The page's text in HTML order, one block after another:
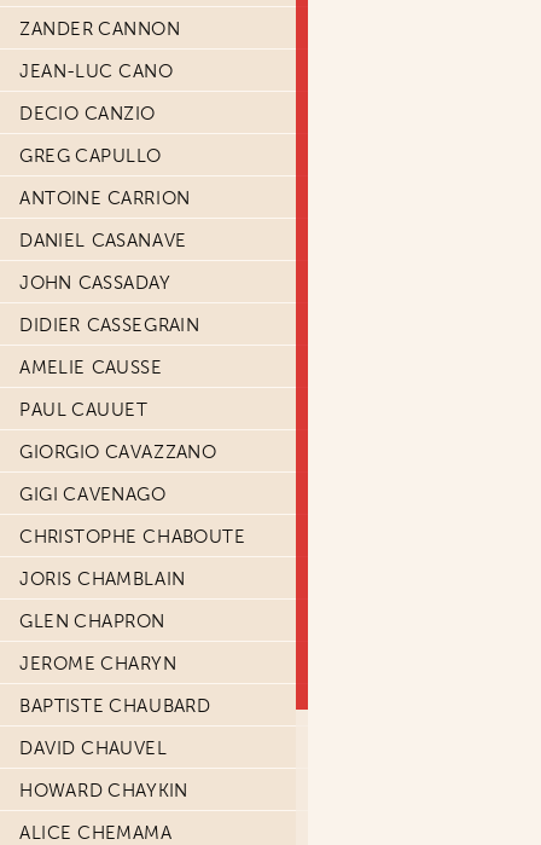
ZANDER CANNON
JEAN-LUC CANO
DECIO CANZIO
GREG CAPULLO
ANTOINE CARRION
DANIEL CASANAVE
JOHN CASSADAY
DIDIER CASSEGRAIN
AMELIE CAUSSE
PAUL CAUUET
GIORGIO CAVAZZANO
GIGI CAVENAGO
CHRISTOPHE CHABOUTE
JORIS CHAMBLAIN
GLEN CHAPRON
JEROME CHARYN
BAPTISTE CHAUBARD
DAVID CHAUVEL
HOWARD CHAYKIN
ALICE CHEMAMA